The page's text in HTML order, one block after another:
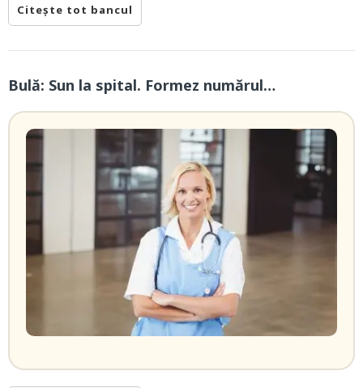
Citește tot bancul
Bulă: Sun la spital. Formez numărul…